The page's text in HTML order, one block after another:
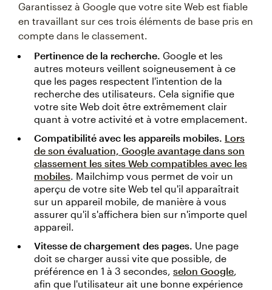
Garantissez à Google que votre site Web est fiable
en travaillant sur ces trois éléments de base pris en
compte dans le classement.
Pertinence de la recherche. Google et les
autres moteurs veillent soigneusement à ce
que les pages respectent l'intention de la
recherche des utilisateurs. Cela signifie que
votre site Web doit être extrêmement clair
quant à votre activité et à votre emplacement.
Compatibilité avec les appareils mobiles. Lors
de son évaluation, Google avantage dans son
classement les sites Web compatibles avec les
mobiles. Mailchimp vous permet de voir un
aperçu de votre site Web tel qu'il apparaîtrait
sur un appareil mobile, de manière à vous
assurer qu'il s'affichera bien sur n'importe quel
appareil.
Vitesse de chargement des pages. Une page
doit se charger aussi vite que possible, de
préférence en 1 à 3 secondes, selon Google,
afin que l'utilisateur ait une bonne expérience